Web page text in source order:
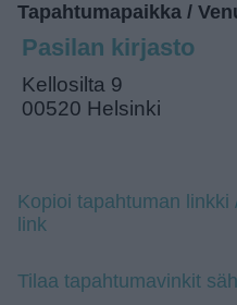
Tapahtumapaikka /
Pasilan kirjasto
Kellosilta 9
00520 Helsinki
Kopioi tapahtuman linkki
link
Tilaa tapahtumavinkit